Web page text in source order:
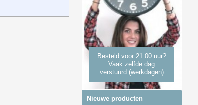
Besteld voor 21.00 uur?
Vaak zelfde dag
verstuurd (werkdagen)
Nieuwe producten